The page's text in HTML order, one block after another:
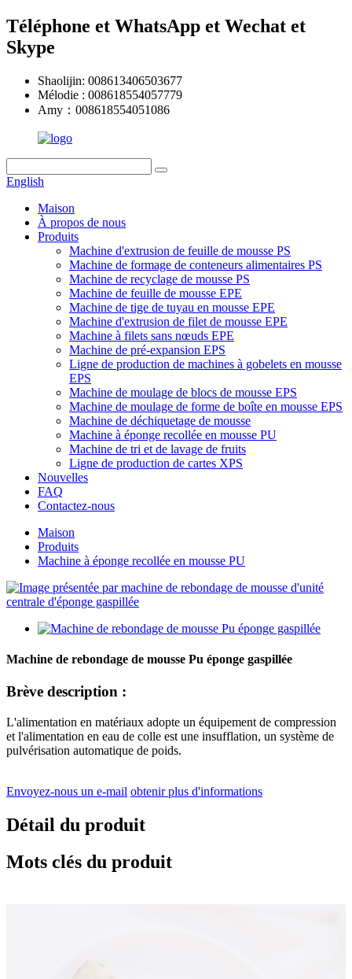
Téléphone et WhatsApp et Wechat et
Skype
Shaolijin: 008613406503677
Mélodie : 008618554057779
Amy：008618554051086
English
Maison
À propos de nous
Produits
Machine d'extrusion de feuille de mousse PS
Machine de formage de conteneurs alimentaires PS
Machine de recyclage de mousse PS
Machine de feuille de mousse EPE
Machine de tige de tuyau en mousse EPE
Machine d'extrusion de filet de mousse EPE
Machine à filets sans nœuds EPE
Machine de pré-expansion EPS
Ligne de production de machines à gobelets en mousse
EPS
Machine de moulage de blocs de mousse EPS
Machine de moulage de forme de boîte en mousse EPS
Machine de déchiquetage de mousse
Machine à éponge recollée en mousse PU
Machine de tri et de lavage de fruits
Ligne de production de cartes XPS
Nouvelles
FAQ
Contactez-nous
Maison
Produits
Machine à éponge recollée en mousse PU
Machine de rebondage de mousse Pu éponge gaspillée
Brève description :
L'alimentation en matériaux adopte un équipement de compression
et l'alimentation en eau de colle est une insufflation, un système de
pulvérisation automatique de poids.
Envoyez-nous un e-mail obtenir plus d'informations
Détail du produit
Mots clés du produit